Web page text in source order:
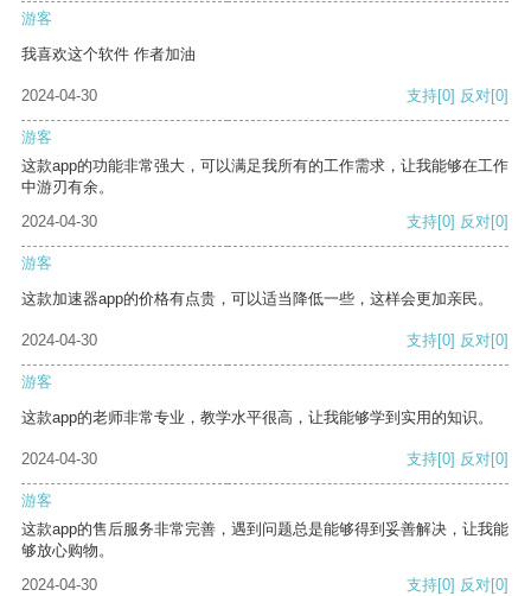
游客
我喜欢这个软件 作者加油
2024-04-30 支持[0] 反对[0]
游客
这款app的功能非常强大，可以满足我所有的工作需求，让我能够在工作
中游刃有余。
2024-04-30
支持[0] 反对[0]
游客
这款加速器app的价格有点贵，可以适当降低一些，这样会更加亲民。
2024-04-30 支持[0] 反对[0]
游客
这款app的老师非常专业，教学水平很高，让我能够学到实用的知识。
2024-04-30 支持[0] 反对[0]
游客
这款app的售后服务非常完善，遇到问题总是能够得到妥善解决，让我能
够放心购物。
2024-04-30
支持[0] 反对[0]